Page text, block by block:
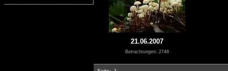
21.06.2007
Betrachtungen: 2748